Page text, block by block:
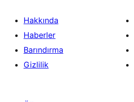
Hakkında
Haberler
Barındırma
Gizlilik